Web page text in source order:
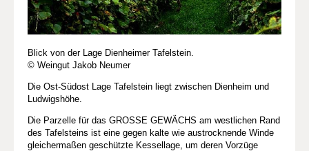
Blick von der Lage Dienheimer Tafelstein.
© Weingut Jakob Neumer
Die Ost-Südost Lage Tafelstein liegt zwischen Dienheim und
Ludwigshöhe.
Die Parzelle für das GROSSE GEWÄCHS am westlichen Rand
des Tafelsteins ist eine gegen kalte wie austrocknende Winde
gleichermaßen geschützte Kessellage, um deren Vorzüge